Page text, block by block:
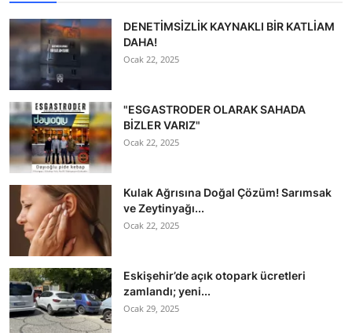
DENETİMSİZLİK KAYNAKLI BİR KATLİAM
DAHA!
Ocak 22, 2025
"ESGASTRODER OLARAK SAHADA
BİZLER VARIZ"
Ocak 22, 2025
Kulak Ağrısına Doğal Çözüm! Sarımsak
ve Zeytinyağı...
Ocak 22, 2025
Eskişehir’de açık otopark ücretleri
zamlandı; yeni...
Ocak 29, 2025